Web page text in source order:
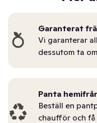
Garanterat
Vi garanterar
dessutom ta
Panta
Beställ en
chaufför och